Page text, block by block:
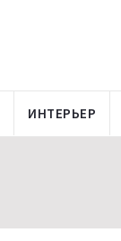
ИНТЕРЬЕР